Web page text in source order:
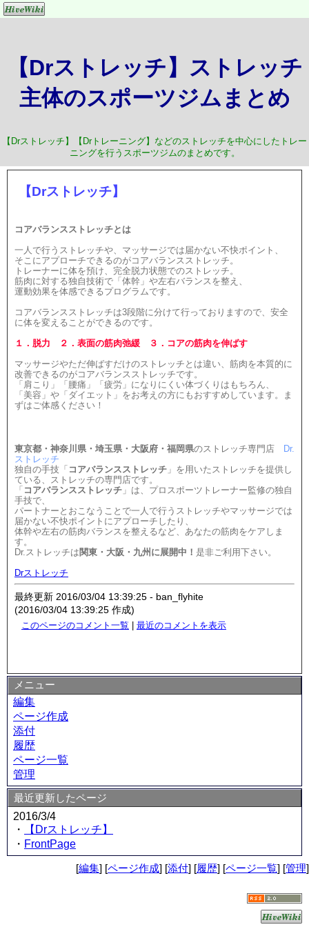
【Drストレッチ】ストレッチ
主体のスポーツジムまとめ
【Drストレッチ】【Drトレーニング】などのストレッチを中心にしたトレー
ニングを行うスポーツジムのまとめです。
【Drストレッチ】
コアバランスストレッチとは
一人で行うストレッチや、マッサージでは届かない不快ポイント、
そこにアプローチできるのがコアバランスストレッチ。
トレーナーに体を預け、完全脱力状態でのストレッチ。
筋肉に対する独自技術で「体幹」や左右バランスを整え、
運動効果を体感できるプログラムです。
コアバランスストレッチは3段階に分けて行っておりますので、安全
に体を変えることができるのです。
１．脱力 ２．表面の筋肉弛緩 ３．コアの筋肉を伸ばす
マッサージやただ伸ばすだけのストレッチとは違い、筋肉を本質的に
改善できるのがコアバランスストレッチです。
「肩こり」「腰痛」「疲労」になりにくい体づくりはもちろん、
「美容」や「ダイエット」をお考えの方にもおすすめしています。ま
ずはご体感ください！
東京都・神奈川県・埼玉県・大阪府・福岡県のストレッチ専門店 Dr.
ストレッチ
独自の手技「 コアバランスストレッチ 」を用いたストレッチを提供し
ている、ストレッチの専門店です。
「 コアバランスストレッチ 」は、プロスポーツトレーナー監修の独自
手技で、
パートナーとおこなうことで一人で行うストレッチやマッサージでは
届かない不快ポイントにアプローチしたり、
体幹や左右の筋肉バランスを整えるなど、あなたの筋肉をケアしま
す。
Dr.ストレッチは関東・大阪・九州に展開中！ 是非ご利用下さい。
Drストレッチ
最終更新 2016/03/04 13:39:25 - ban_flyhite
(2016/03/04 13:39:25 作成)
このページのコメント一覧 | 最近のコメントを表示
メニュー
編集
ページ作成
添付
履歴
ページ一覧
管理
最近更新したページ
2016/3/4
・
【Drストレッチ】
・ FrontPage
[編集] [ページ作成] [添付] [履歴] [ページ一覧] [管理]